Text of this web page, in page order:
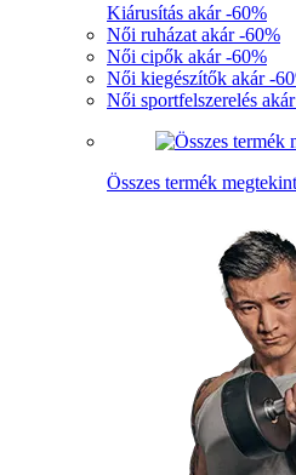
Kiárusítás akár -60%
Női ruházat akár -60%
Női cipők akár -60%
Női kiegészítők akár -
Női sportfelszerelés
Összes termék